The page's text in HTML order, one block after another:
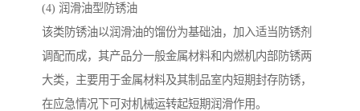
(4) 润滑油型防锈油
该类防锈油以润滑油的馏份为基础油，加入适当防锈剂
调配而成，其产品分一般金属材料和内燃机内部防锈两
大类，主要用于金属材料及其制品室内短期封存防锈，
在应急情况下可对机械运转起短期润滑作用。